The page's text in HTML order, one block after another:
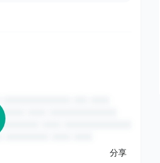
分享